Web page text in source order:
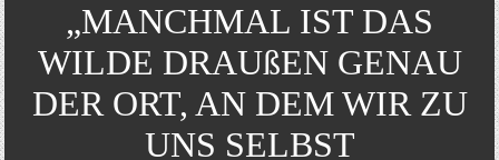
„MANCHMAL IST DAS
WILDE DRAUßEN GENAU
DER ORT, AN DEM WIR ZU
UNS SELBST